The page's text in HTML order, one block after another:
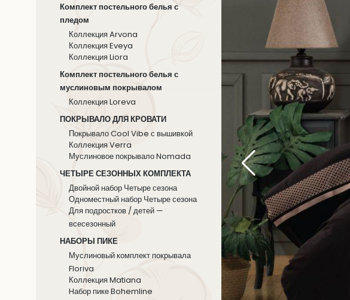
Комплект постельного белья с
пледом
Коллекция Arvona
Коллекция Eveya
Коллекция Liora
Комплект постельного белья с
муслиновым покрывалом
Коллекция Loreva
ПОКРЫВАЛО ДЛЯ КРОВАТИ
Покрывало Cool Vibe с вышивкой
Коллекция Verra
Муслиновое покрывало Nomada
ЧЕТЫРЕ СЕЗОННЫХ КОМПЛЕКТА
Двойной набор Четыре сезона
Одноместный набор Четыре сезона
Для подростков / детей —
всесезонный
НАБОРЫ ПИКЕ
Муслиновый комплект покрывала
Floriva
Коллекция Matiana
Hабор пике Bohemline